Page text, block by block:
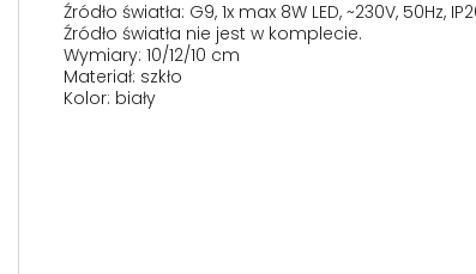
Źródło światła: G9, 1x max 8W LED, ~230V, 50Hz,
Źródło światła nie jest w komplecie.
Wymiary: 10/12/10 cm
Materiał: szkło
Kolor: biały